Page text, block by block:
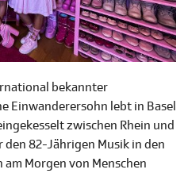
bekannter
Einwanderersohn lebt in Basel
zwischen Rhein und
82-Jährigen Musik in den
am Morgen von Menschen